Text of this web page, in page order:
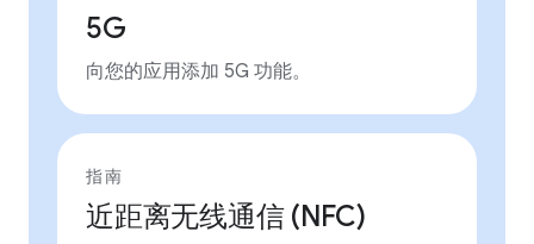
5G
向您的应用添加 5G 功能。
指南
近距离无线通信 (NFC)